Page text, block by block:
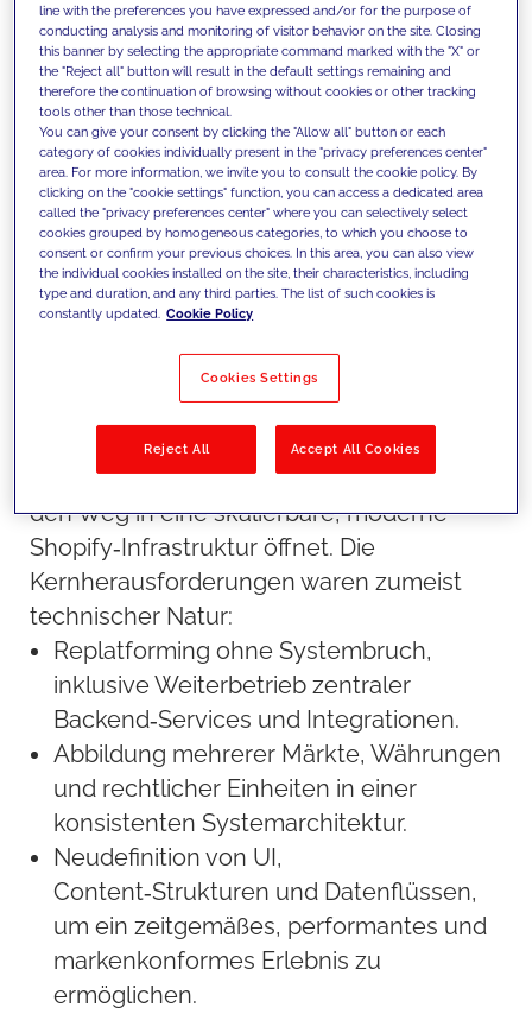
La Prairie ist eine der weltweit führenden
Luxus‑Skincare‑Marken, bekannt für
ikonische Produktlinien, höchste
wissenschaftliche Innovationskraft und ein
unverwechselbares Markenversprechen
im Premiumsegment. Die Marke vereint
Schweizer Präzision, Eleganz und
anspruchsvolles Storytelling. Auch im
digitalen Raum.
La Prairie benötigte eine globale
Commerce‑Architektur, die in das
bestehende Technologie‑Ökosystem
integriert werden sollte. Und gleichzeitig
den Weg in eine skalierbare, moderne
Shopify‑Infrastruktur öffnet. Die
Kernherausforderungen waren zumeist
technischer Natur:
Replatforming ohne Systembruch,
inklusive Weiterbetrieb zentraler
Backend‑Services und Integrationen.
Abbildung mehrerer Märkte, Währungen
und rechtlicher Einheiten in einer
konsistenten Systemarchitektur.
Neudefinition von UI,
Content‑Strukturen und Datenflüssen,
um ein zeitgemäßes, performantes und
markenkonformes Erlebnis zu
ermöglichen.
line with the preferences you have expressed and/or for the purpose of
conducting analysis and monitoring of visitor behavior on the site. Closing
this banner by selecting the appropriate command marked with the "X" or
the "Reject all" button will result in the default settings remaining and
therefore the continuation of browsing without cookies or other tracking
tools other than those technical.
You can give your consent by clicking the "Allow all" button or each
category of cookies individually present in the "privacy preferences center"
area. For more information, we invite you to consult the cookie policy. By
clicking on the "cookie settings" function, you can access a dedicated area
called the "privacy preferences center" where you can selectively select
cookies grouped by homogeneous categories, to which you choose to
consent or confirm your previous choices. In this area, you can also view
the individual cookies installed on the site, their characteristics, including
type and duration, and any third parties. The list of such cookies is
constantly updated. Cookie Policy
Cookies Settings
Reject All Accept All Cookies